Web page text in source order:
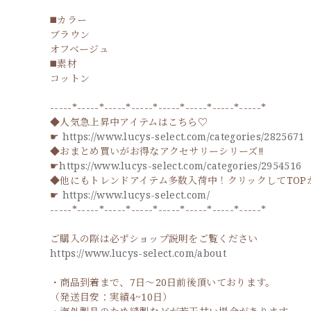
◼️カラー
ブラウン
オフベージュ
◼️素材
コットン
-----*-----*-----*-----*-----*-----*-----*-----*
◆人気急上昇中アイテムはこちら♡
☛ https://www.lucys-select.com/categories/2825671
◆おまとめ買いがお得なアクセサリーシリーズ‼
☛https://www.lucys-select.com/categories/2954516
◆他にもトレンドアイテム多数入荷中！クリックしてTOP
☛ https://www.lucys-select.com/
-----*-----*-----*-----*-----*-----*-----*-----*
ご購入の際は必ずショップ説明をご覧ください
https://www.lucys-select.com/about
・商品到着まで、7日～20日前後頂いております。
（発送目安：実績4~10日）